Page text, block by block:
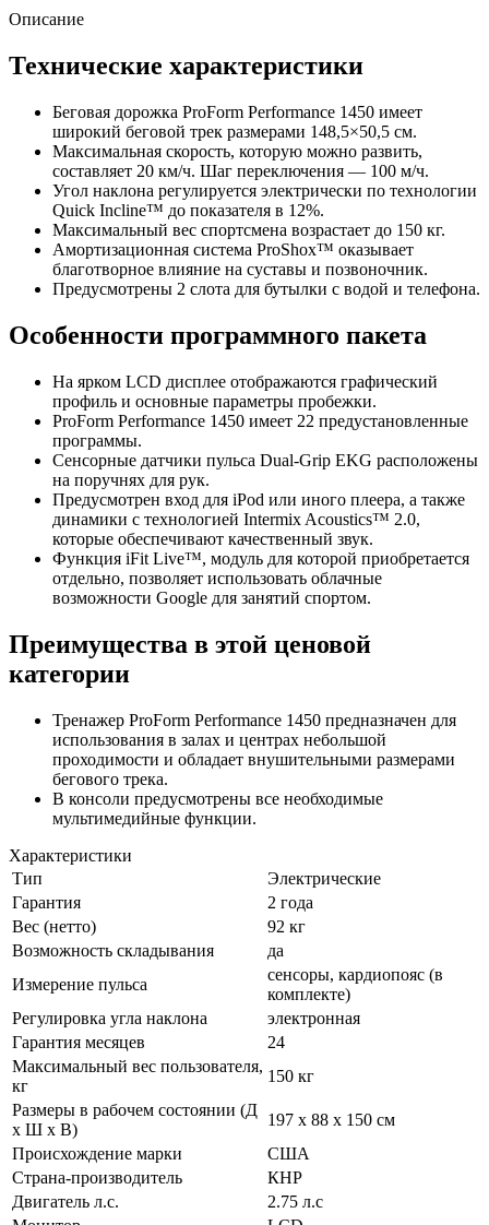
Описание
Технические характеристики
Беговая дорожка ProForm Performance 1450 имеет
широкий беговой трек размерами 148,5×50,5 см.
Максимальная скорость, которую можно развить,
составляет 20 км/ч. Шаг переключения — 100 м/ч.
Угол наклона регулируется электрически по технологии
Quick Incline™ до показателя в 12%.
Максимальный вес спортсмена возрастает до 150 кг.
Амортизационная система ProShox™ оказывает
благотворное влияние на суставы и позвоночник.
Предусмотрены 2 слота для бутылки с водой и телефона.
Особенности программного пакета
На ярком LCD дисплее отображаются графический
профиль и основные параметры пробежки.
ProForm Performance 1450 имеет 22 предустановленные
программы.
Сенсорные датчики пульса Dual-Grip EKG расположены
на поручнях для рук.
Предусмотрен вход для iPod или иного плеера, а также
динамики с технологией Intermix Acoustics™ 2.0,
которые обеспечивают качественный звук.
Функция iFit Live™, модуль для которой приобретается
отдельно, позволяет использовать облачные
возможности Google для занятий спортом.
Преимущества в этой ценовой
категории
Тренажер ProForm Performance 1450 предназначен для
использования в залах и центрах небольшой
проходимости и обладает внушительными размерами
бегового трека.
В консоли предусмотрены все необходимые
мультимедийные функции.
Характеристики
Тип
Электрические
Гарантия
2 года
Вес (нетто)
92 кг
Возможность складывания
да
Измерение пульса
сенсоры, кардиопояс (в
комплекте)
Регулировка угла наклона
электронная
Гарантия месяцев
24
Максимальный вес пользователя,
кг
150 кг
Размеры в рабочем состоянии (Д
х Ш х В)
197 x 88 x 150 cм
Происхождение марки
США
Страна-производитель
КНР
Двигатель л.с.
2.75 л.с